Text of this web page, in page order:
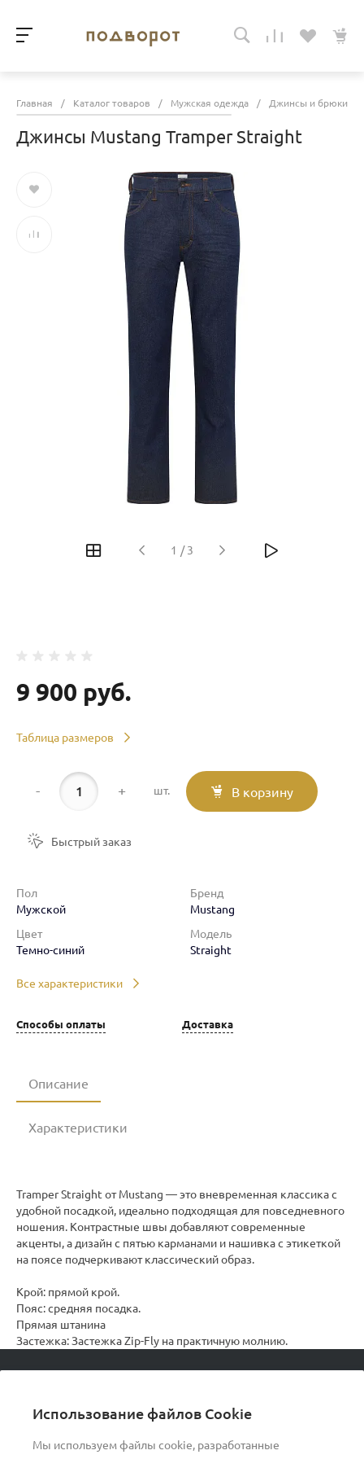
Использование файлов Cookie
Мы используем файлы cookie, разработанные
Главная / Каталог товаров / Мужская одежда / Джинсы и брюки
Джинсы Mustang Tramper Straight
1 / 3
9 900 руб.
Таблица размеров
- + шт. В корзину
Быстрый заказ
Пол
Мужской
Бренд
Mustang
Цвет
Темно-синий
Модель
Straight
Все характеристики
Способы оплаты Доставка
Описание
Характеристики
Tramper Straight от Mustang — это вневременная классика с
удобной посадкой, идеально подходящая для повседневного
ношения. Контрастные швы добавляют современные
акценты, а дизайн с пятью карманами и нашивка с этикеткой
на поясе подчеркивают классический образ.
Крой: прямой крой.
Пояс: средняя посадка.
Прямая штанина
Застежка: Застежка Zip-Fly на практичную молнию.